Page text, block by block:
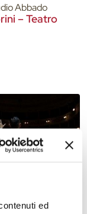
ed
Abbado
– Teatro
Nuovo